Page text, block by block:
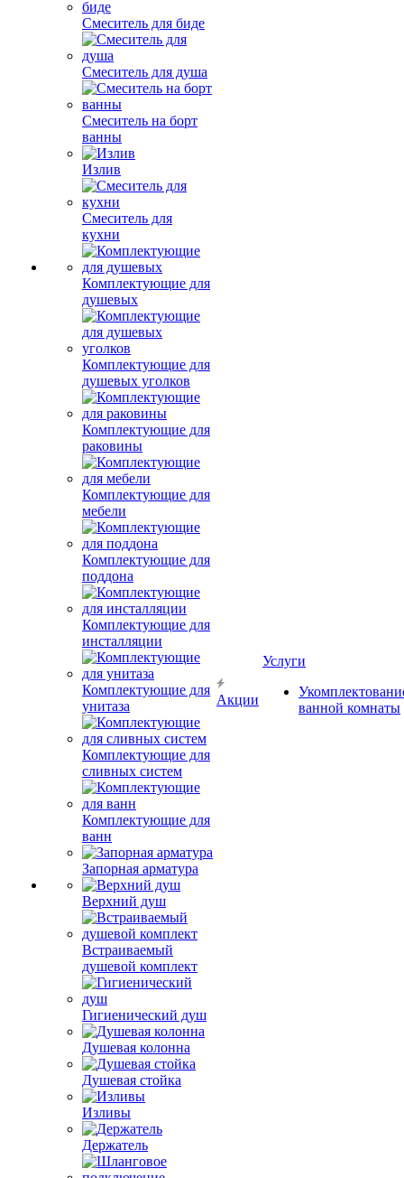
Смеситель для биде
Смеситель для душа
Смеситель на борт
ванны
Излив
Смеситель для
кухни
Комплектующие для
душевых
Комплектующие для
душевых уголков
Комплектующие для
раковины
Комплектующие для
мебели
Комплектующие для
поддона
Комплектующие для
инсталляции
Комплектующие для
унитаза
Комплектующие для
сливных систем
Комплектующие для
ванн
Запорная арматура
Верхний душ
Встраиваемый
душевой комплект
Гигиенический душ
Душевая колонна
Душевая стойка
Изливы
Держатель
Акции
Услуги
ванной комнаты